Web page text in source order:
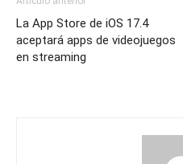
La App Store de iOS 17.4
aceptará apps de videojuegos
en streaming